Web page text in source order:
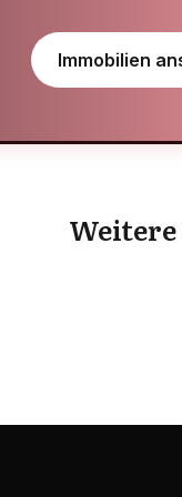
Immobilien
Weitere
GEBIET
Al